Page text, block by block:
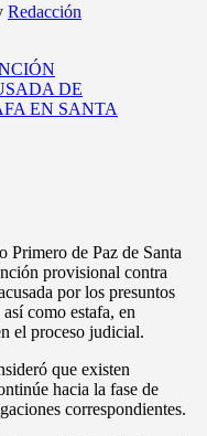
Redacción
de Paz de Santa
provisional contra
por los presuntos
como estafa, en
el proceso judicial.
que existen
hacia la fase de
correspondientes.